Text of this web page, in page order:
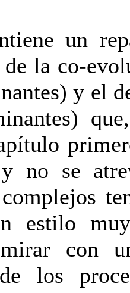
un
la co-
y el
no se
estilo
mirar con
de los